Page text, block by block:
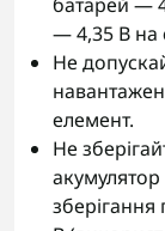
— 4,35 В на
Не
елемент.
Не
зберігання